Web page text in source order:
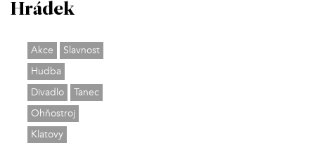
Hrádek
Akce
Slavnost
Hudba
Divadlo
Tanec
Ohňostroj
Klatovy